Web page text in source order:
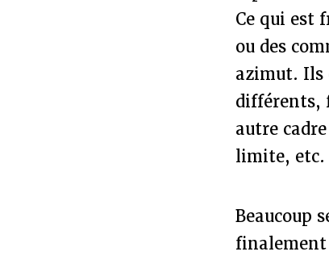
Ce qui est
ou des
azimut. Ils
différents,
autre
limite, etc.
Beaucoup
finalement